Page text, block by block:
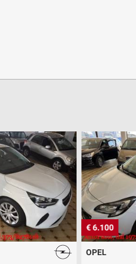
€ 6.100
OPEL